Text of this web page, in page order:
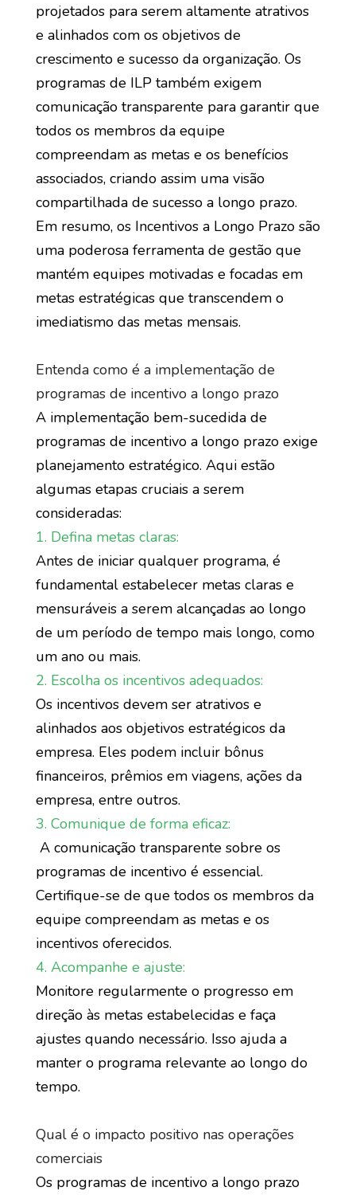
projetados para serem altamente atrativos
e alinhados com os objetivos de
crescimento e sucesso da organização. Os
programas de ILP também exigem
comunicação transparente para garantir que
todos os membros da equipe
compreendam as metas e os benefícios
associados, criando assim uma visão
compartilhada de sucesso a longo prazo.
Em resumo, os Incentivos a Longo Prazo são
uma poderosa ferramenta de gestão que
mantém equipes motivadas e focadas em
metas estratégicas que transcendem o
imediatismo das metas mensais.
Entenda como é a implementação de
programas de incentivo a longo prazo
A implementação bem-sucedida de
programas de incentivo a longo prazo exige
planejamento estratégico. Aqui estão
algumas etapas cruciais a serem
consideradas:
1. Defina metas claras:
Antes de iniciar qualquer programa, é
fundamental estabelecer metas claras e
mensuráveis a serem alcançadas ao longo
de um período de tempo mais longo, como
um ano ou mais.
2. Escolha os incentivos adequados:
Os incentivos devem ser atrativos e
alinhados aos objetivos estratégicos da
empresa. Eles podem incluir bônus
financeiros, prêmios em viagens, ações da
empresa, entre outros.
3. Comunique de forma eficaz:
A comunicação transparente sobre os
programas de incentivo é essencial.
Certifique-se de que todos os membros da
equipe compreendam as metas e os
incentivos oferecidos.
4. Acompanhe e ajuste:
Monitore regularmente o progresso em
direção às metas estabelecidas e faça
ajustes quando necessário. Isso ajuda a
manter o programa relevante ao longo do
tempo.
Qual é o impacto positivo nas operações
comerciais
Os programas de incentivo a longo prazo